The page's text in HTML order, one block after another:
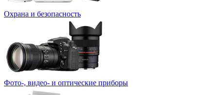
Охрана и безопасность
Фото-, видео- и оптические приборы